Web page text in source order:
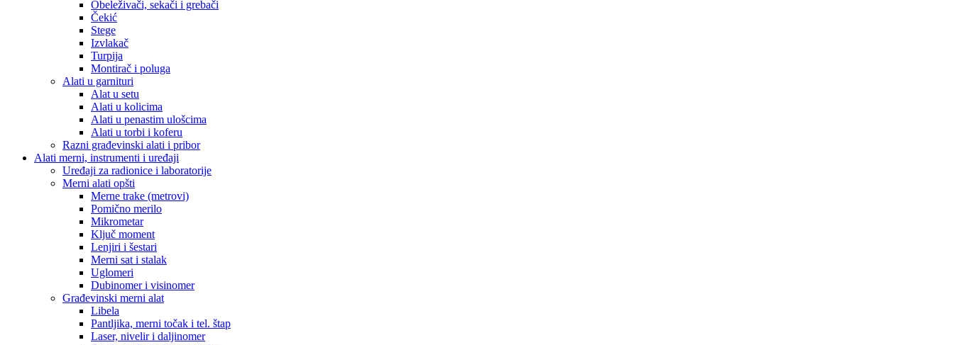
Obeleživači, sekači i grebači
Čekić
Stege
Izvlakač
Turpija
Montirač i poluga
Alati u garnituri
Alat u setu
Alati u kolicima
Alati u penastim ulošcima
Alati u torbi i koferu
Razni građevinski alati i pribor
Alati merni, instrumenti i uređaji
Uređaji za radionice i laboratorije
Merni alati opšti
Merne trake (metrovi)
Pomično merilo
Mikrometar
Ključ moment
Lenjiri i šestari
Merni sat i stalak
Uglomeri
Dubinomer i visinomer
Građevinski merni alat
Libela
Pantljika, merni točak i tel. štap
Laser, nivelir i daljinomer